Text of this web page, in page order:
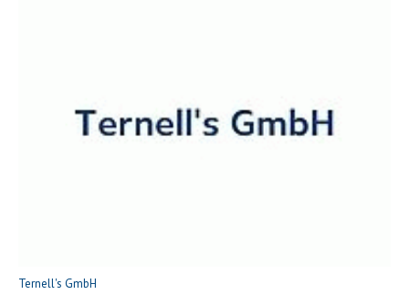
Ternell's GmbH